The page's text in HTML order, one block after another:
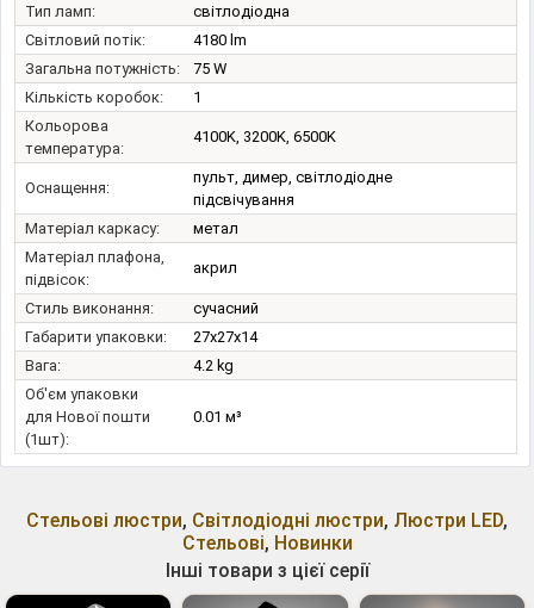
Тип ламп:
світлодіодна
Світловий потік:
4180 lm
Загальна потужність:
75 W
Кількість коробок:
1
Кольорова
температура:
4100K, 3200K, 6500K
Оснащення:
пульт, димер, світлодіодне
підсвічування
Матеріал каркасу:
метал
Матеріал плафона,
підвісок:
акрил
Стиль виконання:
сучасний
Габарити упаковки:
27x27x14
Вага:
4.2 kg
Об'єм упаковки
для Нової пошти
(1шт):
0.01 м³
Стельові люстри, Світлодіодні люстри, Люстри LED,
Стельові, Новинки
Інші товари з цієї серії